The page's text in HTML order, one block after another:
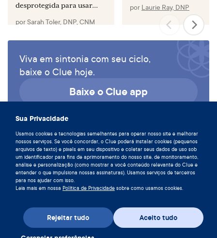
Sua Privacidade
Usamos cookies e tecnologias semelhantes para operar nosso site e melhorar
nossos serviços. Se você concordar, o Clue poderá instalar cookies (pequenos
arquivos de texto) e pixels em seu dispositivo e coletar seus dados de uso sob
um identificador para fins de aprimoramento do nosso site, de monitoramento,
análise e personalização (como mostrar a você conteúdo relevante do Clue e
entender o que impulsiona nossas assinaturas). Usamos serviços de terceiros
para nos ajudar com isso.
Leia mais em nossa Política de Privacidade sobre como usamos cookies.
Aceito tudo
Rejeitar tudo
desprotegida para usar...
porSarah Toler, DNP, CNM
por Laurie Ray, DNP
Viva em sintonia com seu ciclo,
baixe o Clue hoje.
Baixe o Clue app
Baixe o app